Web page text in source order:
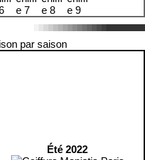
Été 2022